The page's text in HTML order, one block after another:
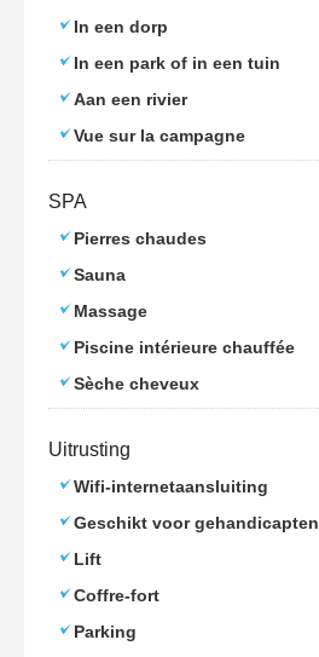
In een dorp
In een park of in een tuin
Aan een rivier
Vue sur la campagne
SPA
Pierres chaudes
Sauna
Massage
Piscine intérieure chauffée
Sèche cheveux
Uitrusting
Wifi-internetaansluiting
Geschikt voor gehandicapten
Lift
Coffre-fort
Parking